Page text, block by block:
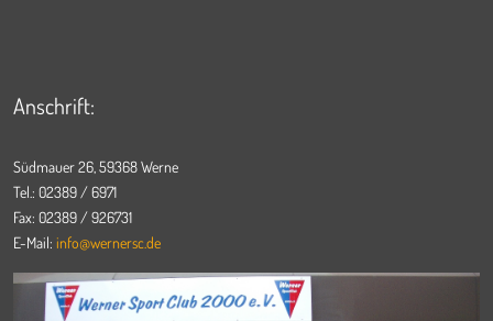
Anschrift:
Südmauer 26, 59368 Werne
Tel.: 02389 / 6971
Fax: 02389 / 926731
E-Mail: info@wernersc.de